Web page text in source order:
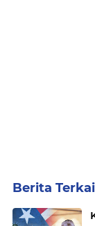
Berita